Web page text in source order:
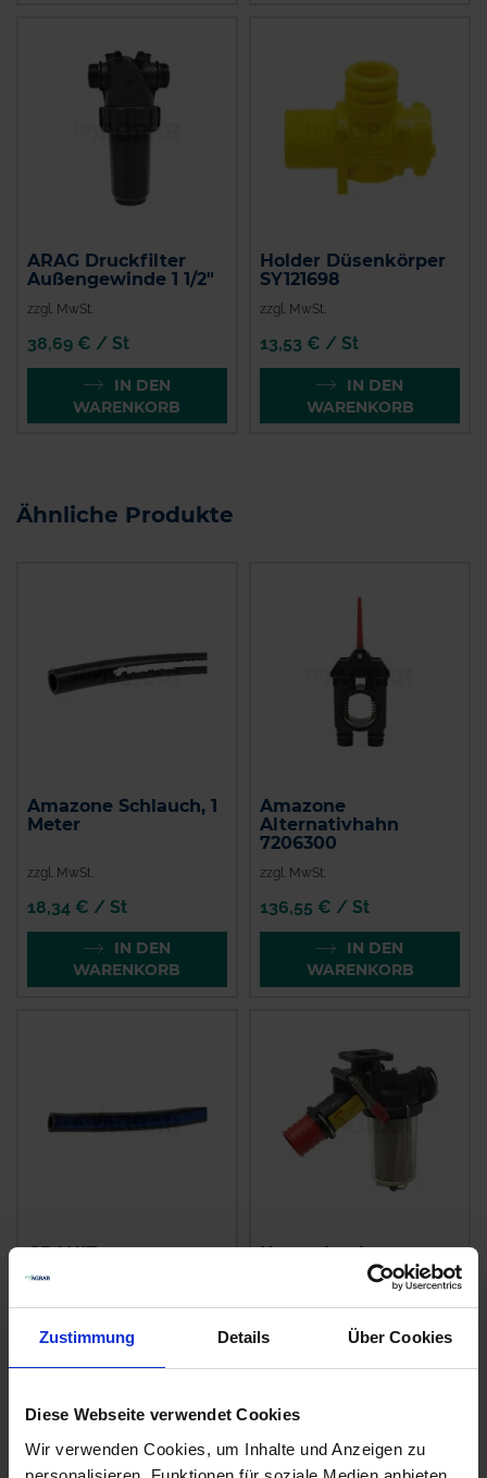
Zustimmung Details Über Cookies
Diese Webseite verwendet Cookies
Wir verwenden Cookies, um Inhalte und Anzeigen zu
ARAG Druckfilter
Außengewinde 1 1/2"
zzgl. MwSt.
38,69 € / St
IN DEN
WARENKORB
Holder Düsenkörper
SY121698
zzgl. MwSt.
13,53 € / St
IN DEN
WARENKORB
Ähnliche Produkte
Amazone Schlauch, 1
Meter
zzgl. MwSt.
18,34 € / St
IN DEN
WARENKORB
Amazone
Alternativhahn
7206300
zzgl. MwSt.
136,55 € / St
IN DEN
WARENKORB
GRANIT
Spritzenschlauch
WARENKORB
Kverneland
Filterhahn kpl.